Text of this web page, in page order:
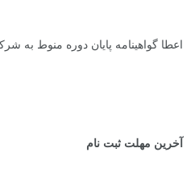
اعطا گواهینامه پایان دوره منوط به
آخرین مهلت ثبت نام